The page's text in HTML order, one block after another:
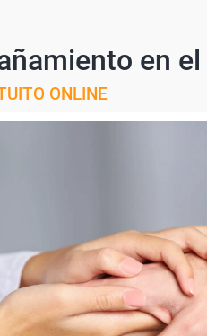
en
ONLINE